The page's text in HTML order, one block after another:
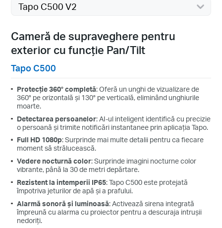
Tapo C500 V2
Cameră de supraveghere pentru
exterior cu funcție Pan/Tilt
Tapo C500
Protecție 360° completă: Oferă un unghi de vizualizare de
360° pe orizontală și 130° pe verticală, eliminând unghiurile
moarte.
Detectarea persoanelor: AI-ul inteligent identifică cu precizie
o persoană și trimite notificări instantanee prin aplicația Tapo.
Full HD 1080p: Surprinde mai multe detalii pentru ca fiecare
moment să strălucească.
Vedere nocturnă color: Surprinde imagini nocturne color
vibrante, până la 30 de metri depărtare.
Rezistent la intemperii IP65: Tapo C500 este protejată
împotriva jeturilor de apă și a prafului.
Alarmă sonoră și luminoasă: Activează sirena integrată
împreună cu alarma cu proiector pentru a descuraja intrușii
nedoriți.